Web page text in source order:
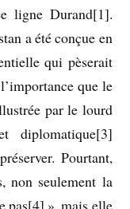
ligne Durand[1].
a été conçue en
qui pèserait
que le
par le lourd
diplomatique[3]
Pourtant,
non seulement la
pas[4] », mais elle